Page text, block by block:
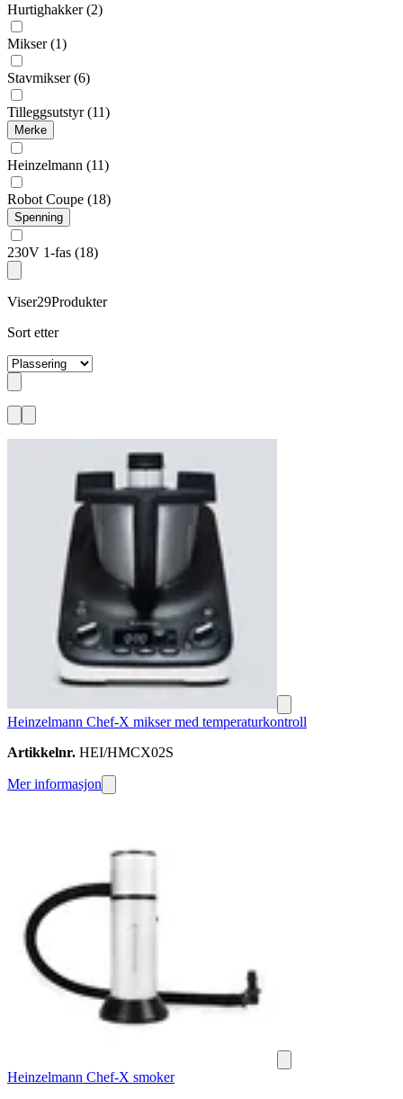
Hurtighakker(2)
Mikser(1)
Stavmikser(6)
Tilleggsutstyr(11)
Merke
Heinzelmann (11)
Robot Coupe (18)
Spenning
230V 1-fas (18)
Viser29Produkter
Sort etter
Heinzelmann Chef-X mikser med temperaturkontroll
Artikkelnr. HEI/HMCX02S
Mer informasjon
Heinzelmann Chef-X smoker